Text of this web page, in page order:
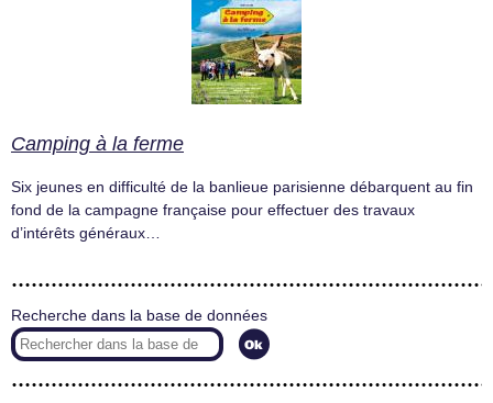
Camping à la ferme
Six jeunes en difficulté de la banlieue parisienne débarquent au fin
fond de la campagne française pour effectuer des travaux
d’intérêts généraux…
Recherche dans la base de données